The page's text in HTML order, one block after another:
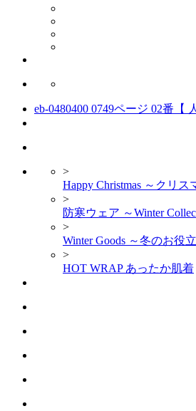
eb-0480400 0749ページ 02番【
>
Happy Christmas ～クリス
>
防寒ウェア ～Winter
>
Winter Goods ～冬のお役
>
HOT WRAP あったか肌着